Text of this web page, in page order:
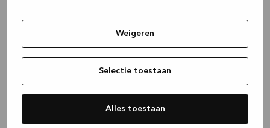
Weigeren
Selectie toestaan
Alles toestaan
(see the browser console for more
information).